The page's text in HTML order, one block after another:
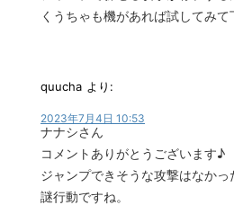
くうちゃも機があれば試してみて
quucha より:
2023年7月4日 10:53
ナナシさん
コメントありがとうございます♪
ジャンプできそうな攻撃はなかっ
謎行動ですね。